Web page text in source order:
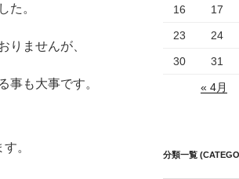
た。
りませんが、
事も大事です。
。
16 17
23 24
30 31
« 4月
分類一覧